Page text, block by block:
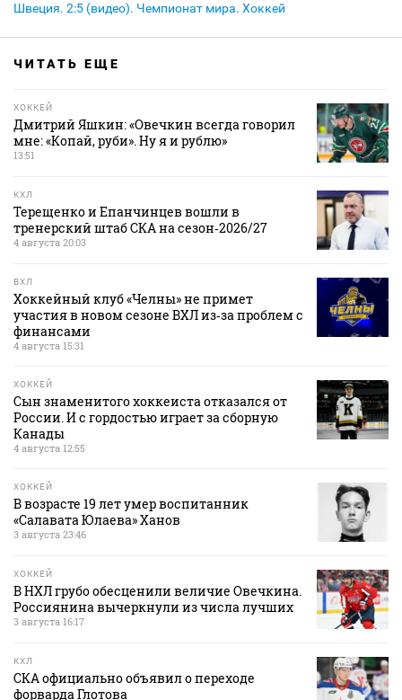
Швеция. 2:5 (видео). Чемпионат мира. Хоккей
ЧИТАТЬ ЕЩЕ
ХОККЕЙ
Дмитрий Яшкин: «Овечкин всегда говорил
мне: «Копай, руби». Ну я и рублю»
13:51
КХЛ
Терещенко и Епанчинцев вошли в
тренерский штаб СКА на сезон‑2026/27
4 августа 20:03
ВХЛ
Хоккейный клуб «Челны» не примет
участия в новом сезоне ВХЛ из‑за проблем с
финансами
4 августа 15:31
ХОККЕЙ
Сын знаменитого хоккеиста отказался от
России. И с гордостью играет за сборную
Канады
4 августа 12:55
ХОККЕЙ
В возрасте 19 лет умер воспитанник
«Салавата Юлаева» Ханов
3 августа 23:46
ХОККЕЙ
В НХЛ грубо обесценили величие Овечкина.
Россиянина вычеркнули из числа лучших
3 августа 16:17
КХЛ
СКА официально объявил о переходе
форварда Глотова